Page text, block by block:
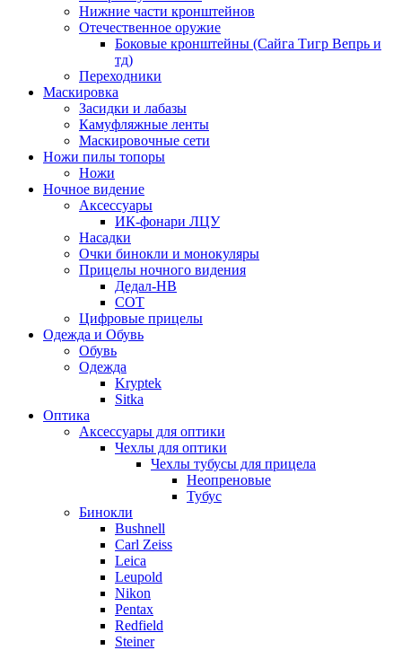
Нижние части кронштейнов
Отечественное оружие
Боковые кронштейны (Сайга Тигр Вепрь и
тд)
Переходники
Маскировка
Засидки и лабазы
Камуфляжные ленты
Маскировочные сети
Ножи пилы топоры
Ножи
Ночное видение
Аксессуары
ИК-фонари ЛЦУ
Насадки
Очки бинокли и монокуляры
Прицелы ночного видения
Дедал-НВ
СОТ
Цифровые прицелы
Одежда и Обувь
Обувь
Одежда
Kryptek
Sitka
Оптика
Аксессуары для оптики
Чехлы для оптики
Чехлы тубусы для прицела
Неопреновые
Тубус
Бинокли
Bushnell
Carl Zeiss
Leica
Leupold
Nikon
Pentax
Redfield
Steiner